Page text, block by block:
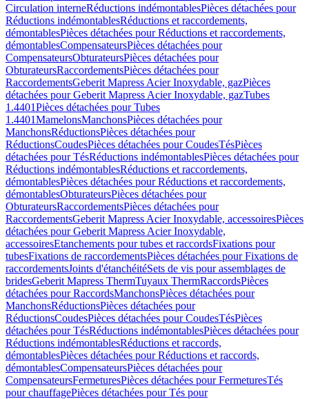
Circulation interneRéductions indémontablesPièces détachées pour
Réductions indémontablesRéductions et raccordements,
démontablesPièces détachées pour Réductions et raccordements,
démontablesCompensateursPièces détachées pour
CompensateursObturateursPièces détachées pour
ObturateursRaccordementsPièces détachées pour
RaccordementsGeberit Mapress Acier Inoxydable, gazPièces
détachées pour Geberit Mapress Acier Inoxydable, gazTubes
1.4401Pièces détachées pour Tubes
1.4401MamelonsManchonsPièces détachées pour
ManchonsRéductionsPièces détachées pour
RéductionsCoudesPièces détachées pour CoudesTésPièces
détachées pour TésRéductions indémontablesPièces détachées pour
Réductions indémontablesRéductions et raccordements,
démontablesPièces détachées pour Réductions et raccordements,
démontablesObturateursPièces détachées pour
ObturateursRaccordementsPièces détachées pour
RaccordementsGeberit Mapress Acier Inoxydable, accessoiresPièces
détachées pour Geberit Mapress Acier Inoxydable,
accessoiresEtanchements pour tubes et raccordsFixations pour
tubesFixations de raccordementsPièces détachées pour Fixations de
raccordementsJoints d'étanchéitéSets de vis pour assemblages de
bridesGeberit Mapress ThermTuyaux ThermRaccordsPièces
détachées pour RaccordsManchonsPièces détachées pour
ManchonsRéductionsPièces détachées pour
RéductionsCoudesPièces détachées pour CoudesTésPièces
détachées pour TésRéductions indémontablesPièces détachées pour
Réductions indémontablesRéductions et raccords,
démontablesPièces détachées pour Réductions et raccords,
démontablesCompensateursPièces détachées pour
CompensateursFermeturesPièces détachées pour FermeturesTés
pour chauffagePièces détachées pour Tés pour